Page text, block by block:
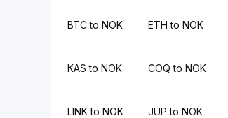
BTC to NOK ETH to NOK
KAS to NOK COQ to NOK
LINK to NOK JUP to NOK